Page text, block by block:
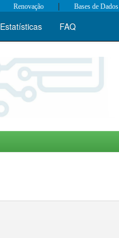
Renovação | Bases de Dados
Estatísticas FAQ